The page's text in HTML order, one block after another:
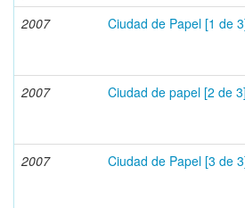
2007 Ciudad de Papel [1 de
2007
Ciudad de papel [2 de 3]
2007
Ciudad de Papel [3 de